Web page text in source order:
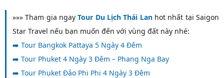
»»» Tham gia ngayTour Du Lịch Thái Lanhot nhất tại Saigon
Star Travel nếu bạn muốn đến với vùng đất này nhé:
➡️ Tour Bangkok Pattaya 5 Ngày 4 Đêm
➡️ Tour Phuket 4 Ngày 3 Đêm – Phang Nga Bay
➡️ Tour Phuket Đảo Phi Phi 4 Ngày 3 Đêm